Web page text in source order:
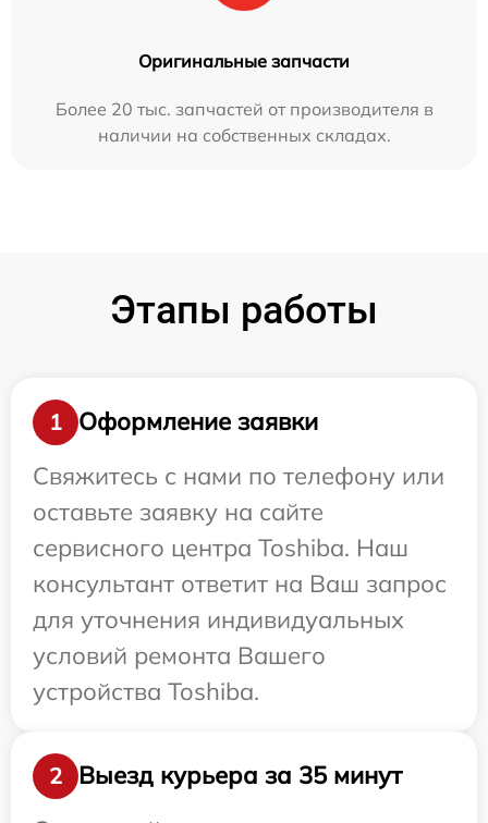
Оригинальные запчасти
Более 20 тыс. запчастей от производителя в
наличии на собственных складах.
Этапы работы
1
Оформление заявки
Свяжитесь с нами по телефону или
оставьте заявку на сайте
сервисного центра Toshiba. Наш
консультант ответит на Ваш запрос
для уточнения индивидуальных
условий ремонта Вашего
устройства Toshiba.
2
Выезд курьера за 35 минут